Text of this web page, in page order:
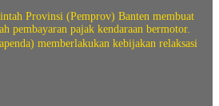
sovian
Provinsi (Pemprov) Banten membuat
pembayaran pajak kendaraan bermotor.
memberlakukan kebijakan relaksasi